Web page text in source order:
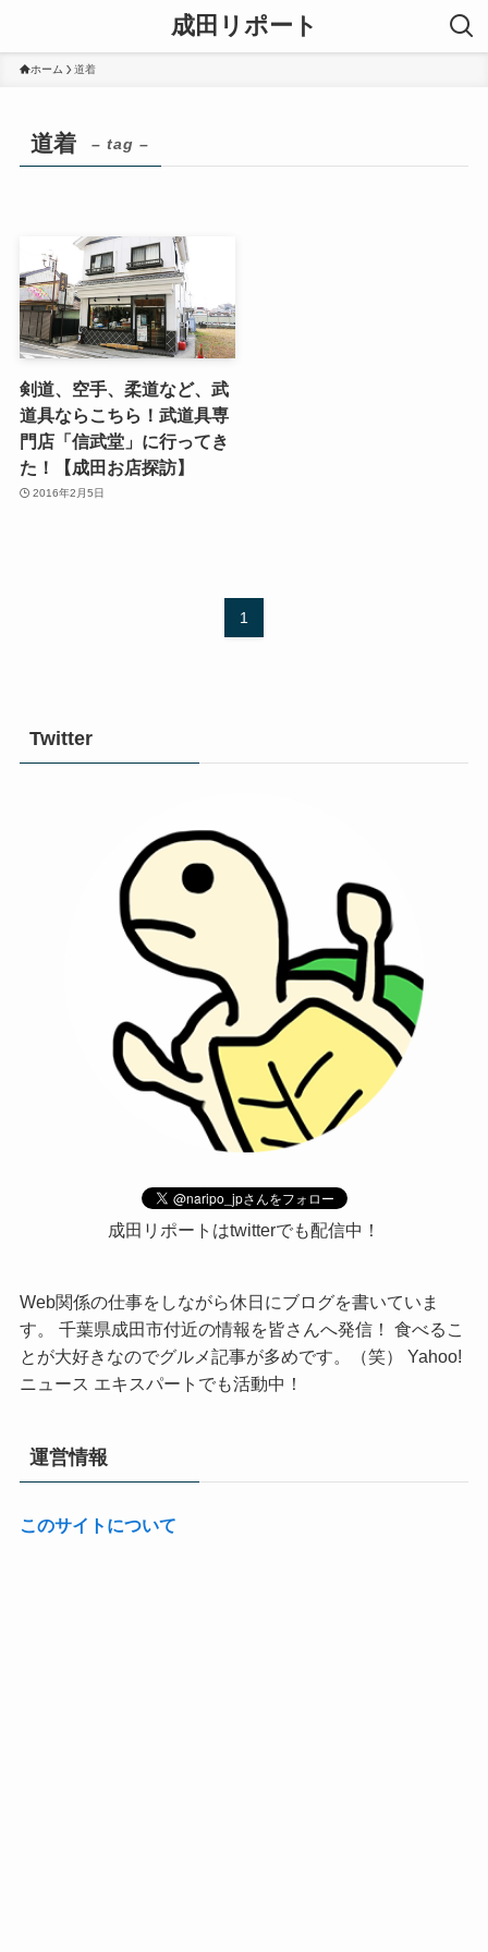
成田リポート
ホーム 道着
道着 – tag –
剣道、空手、柔道など、武
道具ならこちら！武道具専
門店「信武堂」に行ってき
た！【成田お店探訪】
2016年2月5日
1
Twitter
成田リポートはtwitterでも配信中！
Web関係の仕事をしながら休日にブログを書いていま
す。 千葉県成田市付近の情報を皆さんへ発信！ 食べるこ
とが大好きなのでグルメ記事が多めです。（笑） Yahoo!
ニュース エキスパートでも活動中！
運営情報
このサイトについて